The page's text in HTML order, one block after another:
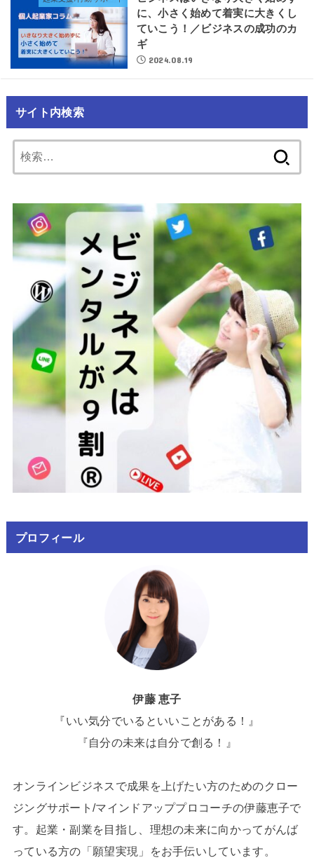
に、小さく始めて着実に大きくし
ていこう！／ビジネスの成功のカ
ギ
2024.08.19
サイト内検索
索:
プロフィール
伊藤 恵子
『いい気分でいるといいことがある！』
『自分の未来は自分で創る！』
オンラインビジネスで成果を上げたい方のためのクロー
ジングサポート/マインドアッププロコーチの伊藤恵子で
す。起業・副業を目指し、理想の未来に向かってがんば
っている方の「願望実現」をお手伝いしています。